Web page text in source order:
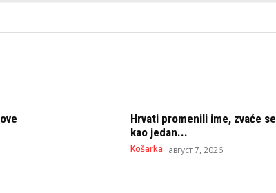
Hrvati promenili ime, zvaće se
kao jedan...
Košarka август 7, 2026